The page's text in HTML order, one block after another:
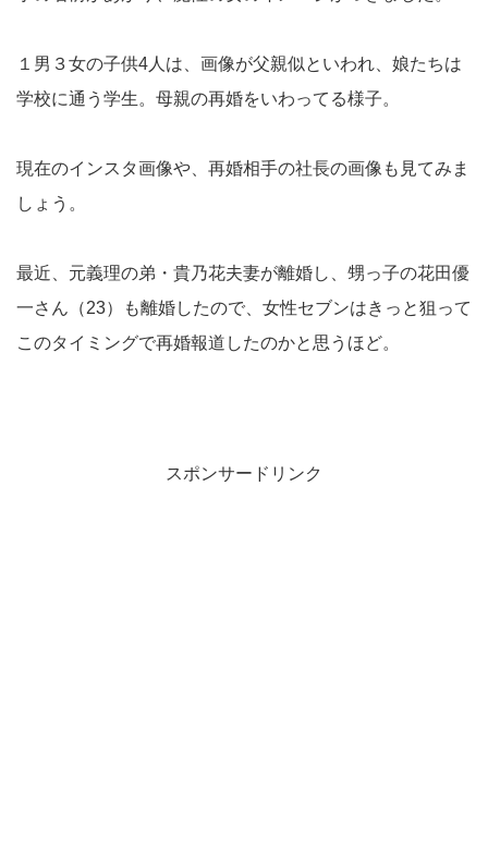
１男３女の子供4人は、画像が父親似といわれ、娘たちは
学校に通う学生。母親の再婚をいわってる様子。
現在のインスタ画像や、再婚相手の社長の画像も見てみま
しょう。
最近、元義理の弟・貴乃花夫妻が離婚し、甥っ子の花田優
一さん（23）も離婚したので、女性セブンはきっと狙って
このタイミングで再婚報道したのかと思うほど。
スポンサードリンク